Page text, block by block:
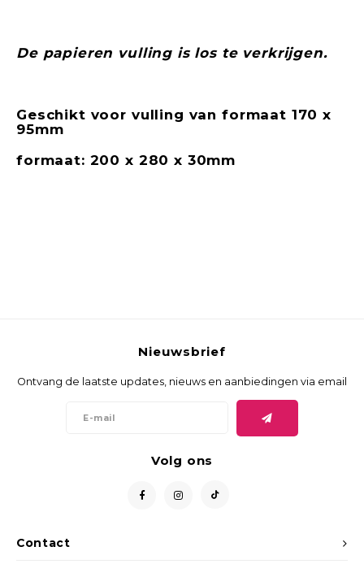
De papieren vulling is los te verkrijgen.
Geschikt voor vulling van formaat 170 x
95mm
formaat: 200 x 280 x 30mm
Contact
Nieuwsbrief
Ontvang de laatste updates, nieuws en aanbiedingen via email
Volg ons